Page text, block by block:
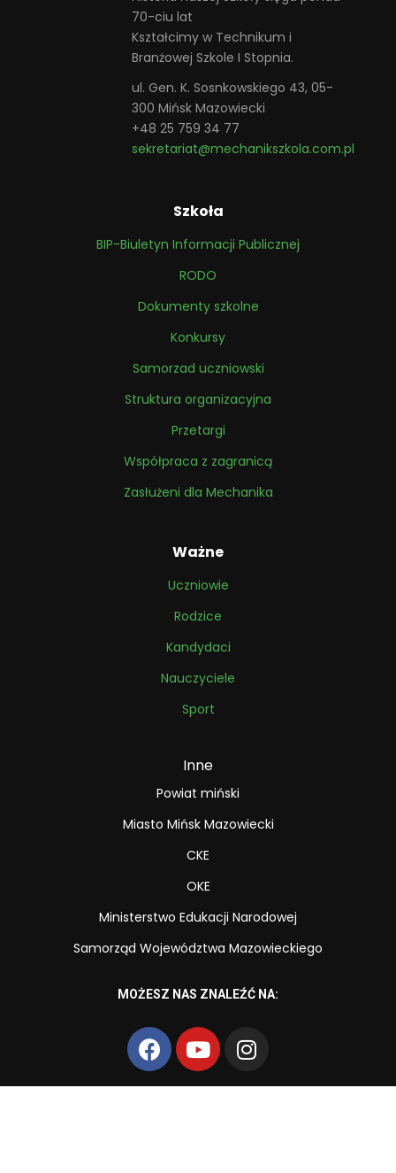
70-ciu lat
Kształcimy w Technikum i
Branżowej Szkole I Stopnia.
ul. Gen. K. Sosnkowskiego 43, 05-
300 Mińsk Mazowiecki
+48 25 759 34 77
sekretariat@mechanikszkola.com.pl
Szkoła
BIP-Biuletyn Informacji Publicznej
RODO
Dokumenty szkolne
Konkursy
Samorzad uczniowski
Struktura organizacyjna
Przetargi
Współpraca z zagranicą
Zasłużeni dla Mechanika
Ważne
Uczniowie
Rodzice
Kandydaci
Nauczyciele
Sport
Inne
Powiat miński
Miasto Mińsk Mazowiecki
CKE
OKE
Ministerstwo Edukacji Narodowej
Samorząd Województwa Mazowieckiego
MOŻESZ NAS ZNALEŹĆ NA: